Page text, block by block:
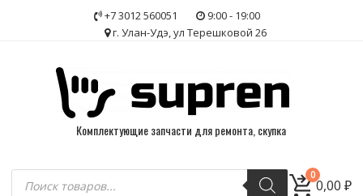
+7 3012 560051
9:00 - 19:00
г. Улан-Удэ, ул Терешковой 26
Комплектующие запчасти для ремонта, скупка
Поиск
товаров
0
0,00₽